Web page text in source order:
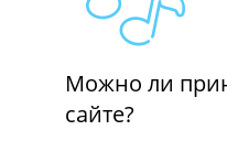
Можно ли
сайте?